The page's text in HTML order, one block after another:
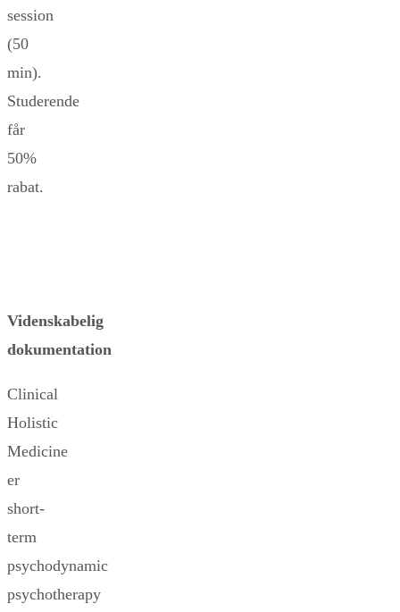
session
(50
min).
Studerende
får
50%
rabat.
Videnskabelig
dokumentation
Clinical
Holistic
Medicine
er
short-
term
psychodynamic
psychotherapy